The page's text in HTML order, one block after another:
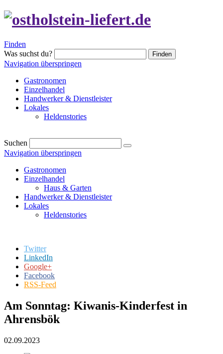
Finden
Was suchst du?
Finden
Navigation überspringen
Gastronomen
Einzelhandel
Handwerker & Dienstleister
Lokales
Heldenstories
Suchen
Navigation überspringen
Gastronomen
Einzelhandel
Haus & Garten
Handwerker & Dienstleister
Lokales
Heldenstories
Twitter
LinkedIn
Google+
Facebook
RSS-Feed
Am Sonntag: Kiwanis-Kinderfest in
Ahrensbök
02.09.2023